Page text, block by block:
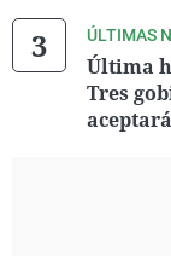
ÚLTIMAS
Última
Tres